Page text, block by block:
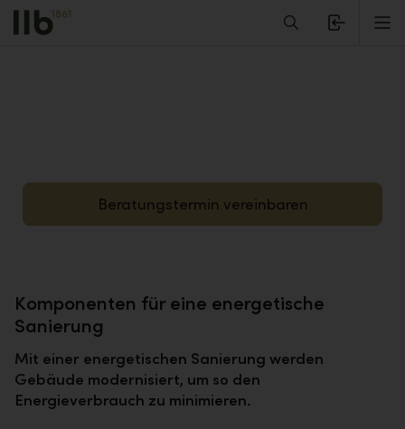
Alerts.Headline
Beratungstermin vereinbaren
Komponenten für eine energetische
Sanierung
Mit einer energetischen Sanierung werden
Gebäude modernisiert, um so den
Energieverbrauch zu minimieren.